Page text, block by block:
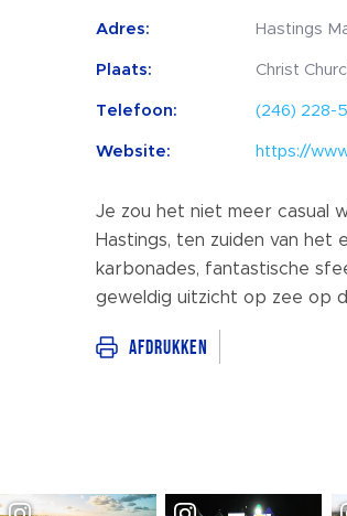
Adres: Hastings
Plaats: Christ
Telefoon: (246) 228-
Website: https://
Je zou het niet meer casual
Hastings, ten zuiden van
karbonades, fantastische
geweldig uitzicht op zee op
Afdrukken